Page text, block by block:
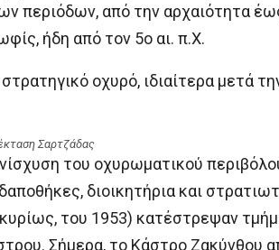
περιόδων, από την αρχαιότητα
ήδη από τον 5ο αι. π.Χ.
οχυρό, ιδιαίτερα μετά
Σαρτζάδας
του οχυρωματικού
διοικητήρια και
του 1953) κατέστρεψαν
Σήμερα, το Κάστρο Ζακύνθου